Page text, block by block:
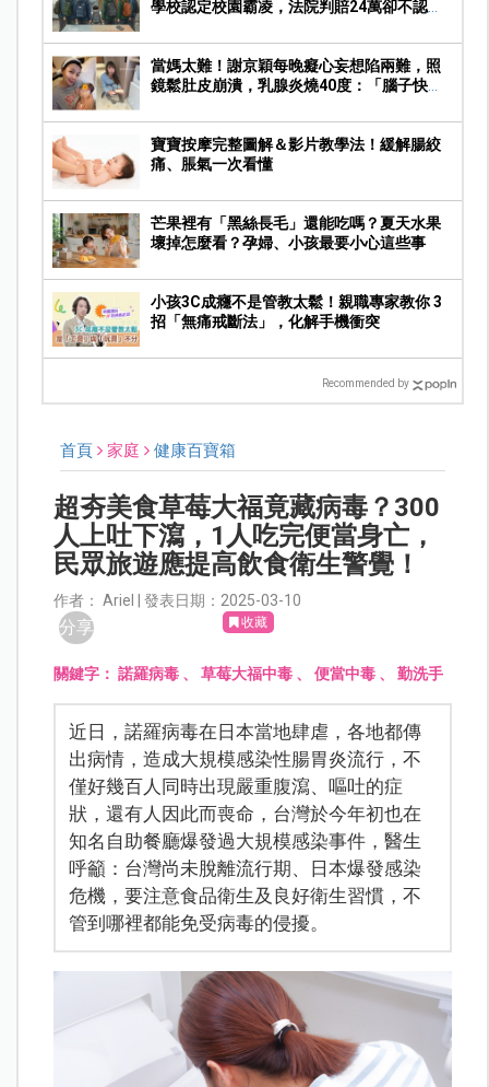
學校認定校園霸凌，法院判賠24萬卻不認霸
當媽太難！謝京穎每晚癡心妄想陷兩難，照
鏡鬆肚皮崩潰，乳腺炎燒40度：「腦子快燒
寶寶按摩完整圖解＆影片教學法！緩解腸絞
痛、脹氣一次看懂
芒果裡有「黑絲長毛」還能吃嗎？夏天水果
壞掉怎麼看？孕婦、小孩最要小心這些事
小孩3C成癮不是管教太鬆！親職專家教你 3
招「無痛戒斷法」，化解手機衝突
Recommended by
首頁 家庭 健康百寶箱
超夯美食草莓大福竟藏病毒？300
人上吐下瀉，1人吃完便當身亡，
民眾旅遊應提高飲食衛生警覺！
作者： Ariel | 發表日期：2025-03-10
分享 收藏
關鍵字：諾羅病毒 、草莓大福中毒 、便當中毒 、勤洗手
近日，諾羅病毒在日本當地肆虐，各地都傳
出病情，造成大規模感染性腸胃炎流行，不
僅好幾百人同時出現嚴重腹瀉、嘔吐的症
狀，還有人因此而喪命，台灣於今年初也在
知名自助餐廳爆發過大規模感染事件，醫生
呼籲：台灣尚未脫離流行期、日本爆發感染
危機，要注意食品衛生及良好衛生習慣，不
管到哪裡都能免受病毒的侵擾。